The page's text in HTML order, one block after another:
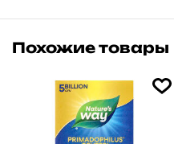
Похожие товары